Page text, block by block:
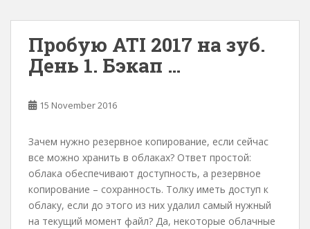
Пробую ATI 2017 на зуб.
День 1. Бэкап …
15 November 2016
Зачем нужно резервное копирование, если сейчас
все можно хранить в облаках? Ответ простой:
облака обеспечивают доступность, а резервное
копирование – сохранность. Толку иметь доступ к
облаку, если до этого из них удалил самый нужный
на текущий момент файл? Да, некоторые облачные